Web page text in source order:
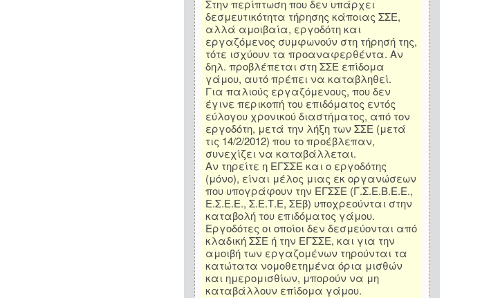
Στην περίπτωση που δεν υπάρχει
δεσμευτικότητα τήρησης κάποιας ΣΣΕ,
αλλά αμοιβαία, εργοδότη και
εργαζόμενος συμφωνούν στη τήρησή της,
τότε ισχύουν τα προαναφερθέντα. Αν
δηλ. προβλέπεται στη ΣΣΕ επίδομα
γάμου, αυτό πρέπει να καταβληθεί.
Για παλιούς εργαζόμενους, που δεν
έγινε περικοπή του επιδόματος εντός
εύλογου χρονικού διαστήματος, από τον
εργοδότη, μετά την λήξη των ΣΣΕ (μετά
τις 14/2/2012) που το προέβλεπαν,
συνεχίζει να καταβάλλεται.
Αν τηρείτε η ΕΓΣΣΕ και ο εργοδότης
(μόνο), είναι μέλος μιας εκ οργανώσεων
που υπογράφουν την ΕΓΣΣΕ (Γ.Σ.Ε.Β.Ε.Ε.,
Ε.Σ.Ε.Ε., Σ.Ε.Τ.Ε, ΣΕβ) υποχρεούνται στην
καταβολή του επιδόματος γάμου.
Εργοδότες οι οποίοι δεν δεσμεύονται από
κλαδική ΣΣΕ ή την ΕΓΣΣΕ, και για την
αμοιβή των εργαζομένων τηρούνται τα
κατώτατα νομοθετημένα όρια μισθών
και ημερομισθίων, μπορούν να μη
καταβάλλουν επίδομα γάμου.